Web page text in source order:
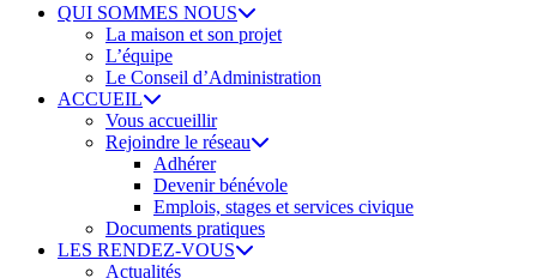
QUI SOMMES NOUS
La maison et son projet
L’équipe
Le Conseil d’Administration
ACCUEIL
Vous accueillir
Rejoindre le réseau
Adhérer
Devenir bénévole
Emplois, stages et services civique
Documents pratiques
LES RENDEZ-VOUS
Actualités